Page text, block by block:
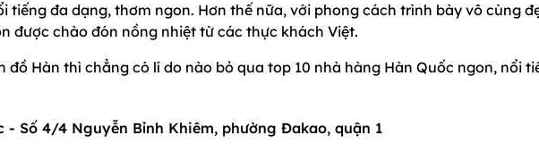
tiếng đa dạng, thơm ngon. Hơn thế nữa, với phong cách trình bày vô cùng
được chào đón nồng nhiệt từ các thực khách Việt.
đồ Hàn thì chẳng có lí do nào bỏ qua top 10 nhà hàng Hàn Quốc ngon, nổi
- Số 4/4 Nguyễn Bỉnh Khiêm, phường Đakao, quận 1